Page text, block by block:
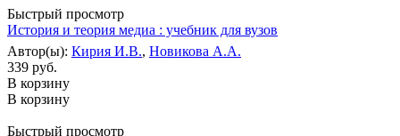
Быстрый просмотр
История и теория медиа : учебник для вузов
Автор(ы): Кирия И.В., Новикова А.А.
339 руб.
В корзину
В корзину
Быстрый просмотр